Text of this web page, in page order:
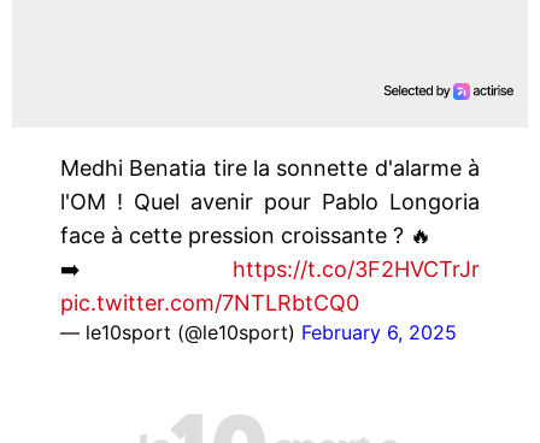
Medhi Benatia tire la sonnette d'alarme à
l'OM ! Quel avenir pour Pablo Longoria
face à cette pression croissante ? 🔥
➡️ https://t.co/3F2HVCTrJr
pic.twitter.com/7NTLRbtCQ0
— le10sport (@le10sport) February 6, 2025